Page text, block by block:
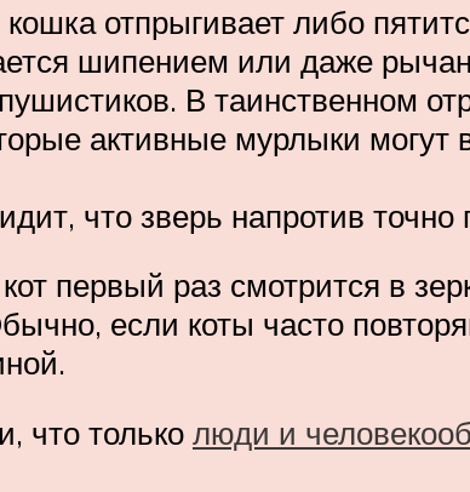
отпрыгивает либо
шипением или даже
В таинственном
активные мурлыки могут
что зверь напротив
первый раз смотрится в
если коты часто
что только люди и